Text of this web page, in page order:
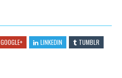
GOOGLE+ LINKEDIN
TUMBLR